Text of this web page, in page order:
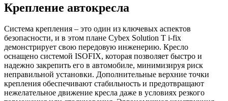
Крепление автокресла
Система крепления – это один из ключевых аспектов
безопасности, и в этом плане Cybex Solution T i-fix
демонстрирует свою передовую инженерию. Кресло
оснащено системой ISOFIX, которая позволяет быстро и
надежно закрепить его в автомобиле, минимизируя риск
неправильной установки. Дополнительные верхние точки
крепления обеспечивают стабильность и предотвращают
нежелательное движение кресла даже в условиях резкого